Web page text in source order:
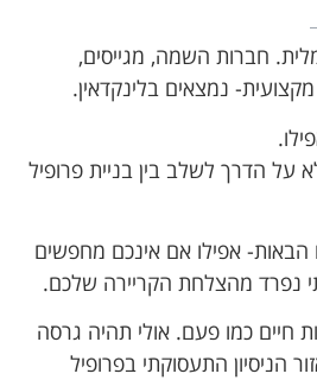
חברות השמה, מגייסים,
נמצאים בלינקדאין.
על הדרך לשלב בין בניית פרופיל
אפילו אם אינכם מחפשים
נפרד מהצלחת הקריירה שלכם.
10 שנים כבר לא יהיו קורות חיים כמו פעם. אולי תהיה גרסה
הניסיון התעסוקתי בפרופיל